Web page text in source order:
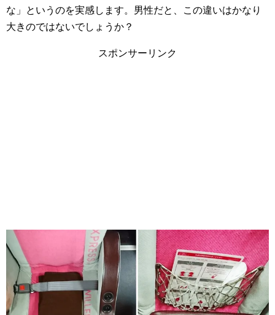
な」というのを実感します。男性だと、この違いはかなり
大きのではないでしょうか？
スポンサーリンク